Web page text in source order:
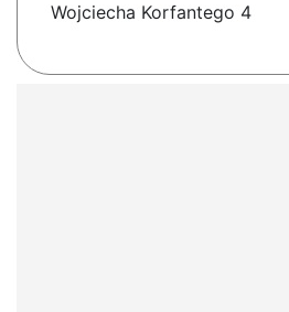
Wojciecha Korfantego 4